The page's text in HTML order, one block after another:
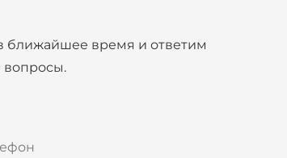
ближайшее время и ответим
вопросы.